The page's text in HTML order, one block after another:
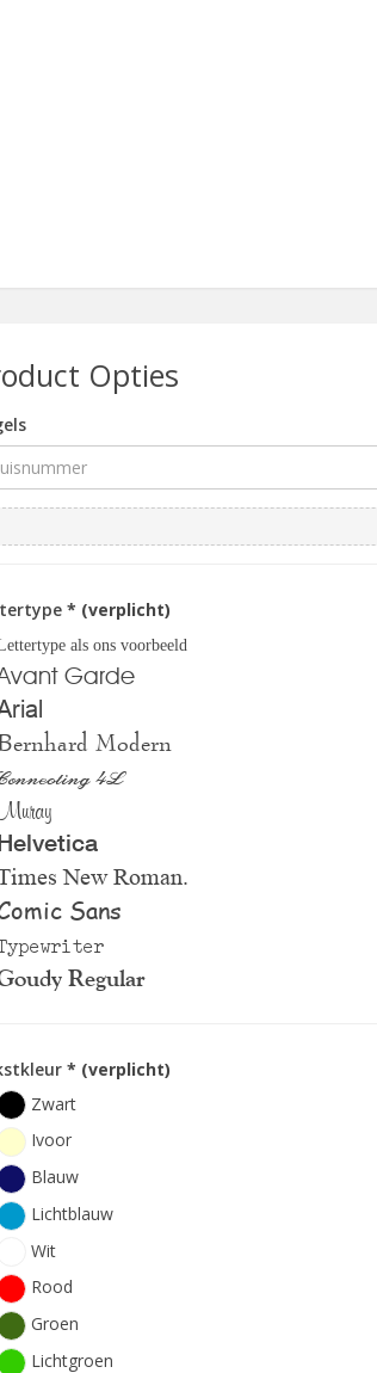
Opties
* (verplicht)
als ons voorbeeld
Garde
Modern
4L
New Roman.
Sans
Regular
* (verplicht)
Zwart
Ivoor
Blauw
Lichtblauw
Wit
Rood
Groen
Lichtgroen